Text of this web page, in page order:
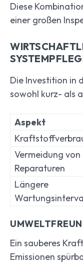
Diese
einer großen
Die Investition in
sowohl kurz- als
Aspekt
Vermeidung von
Reparaturen
Längere
Ein sauberes
Emissionen